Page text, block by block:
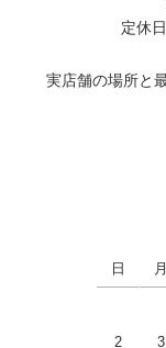
定休
実店舗の場所と
日 月
2 3